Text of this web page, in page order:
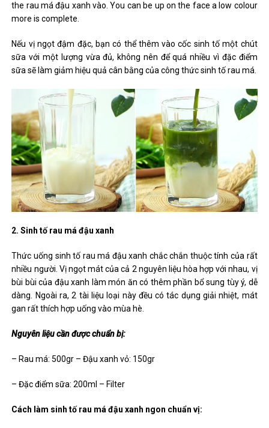
the rau má đậu xanh vào. You can be up on the face a low colour
more is complete.
Nếu vị ngọt đậm đặc, bạn có thể thêm vào cốc sinh tố một chút
sữa với một lượng vừa đủ, không nên để quá nhiều vì đặc điểm
sữa sẽ làm giảm hiệu quả cân bằng của công thức sinh tố rau má.
2. Sinh tố rau má đậu xanh
Thức uống sinh tố rau má đậu xanh chắc chắn thuộc tính của rất
nhiều người. Vị ngọt mát của cả 2 nguyên liệu hòa hợp với nhau, vị
bùi bùi của đậu xanh làm món ăn có thêm phần bổ sung tùy ý, dễ
dàng. Ngoài ra, 2 tài liệu loại này đều có tác dụng giải nhiệt, mát
gan rất thích hợp uống vào mùa hè.
Nguyên liệu cần được chuẩn bị:
– Rau má: 500gr – Đậu xanh vỏ: 150gr
– Đặc điểm sữa: 200ml – Filter
Cách làm sinh tố rau má đậu xanh ngon chuẩn vị: